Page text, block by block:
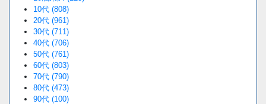
10代 (808)
20代 (961)
30代 (711)
40代 (706)
50代 (761)
60代 (803)
70代 (790)
80代 (473)
90代 (100)